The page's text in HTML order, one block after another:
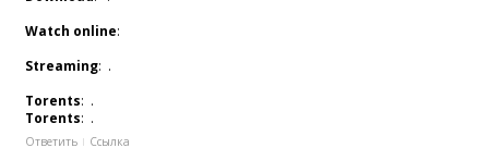
Watch online:
Streaming: .
Torents: .
Torents: .
Ответить Ссылка